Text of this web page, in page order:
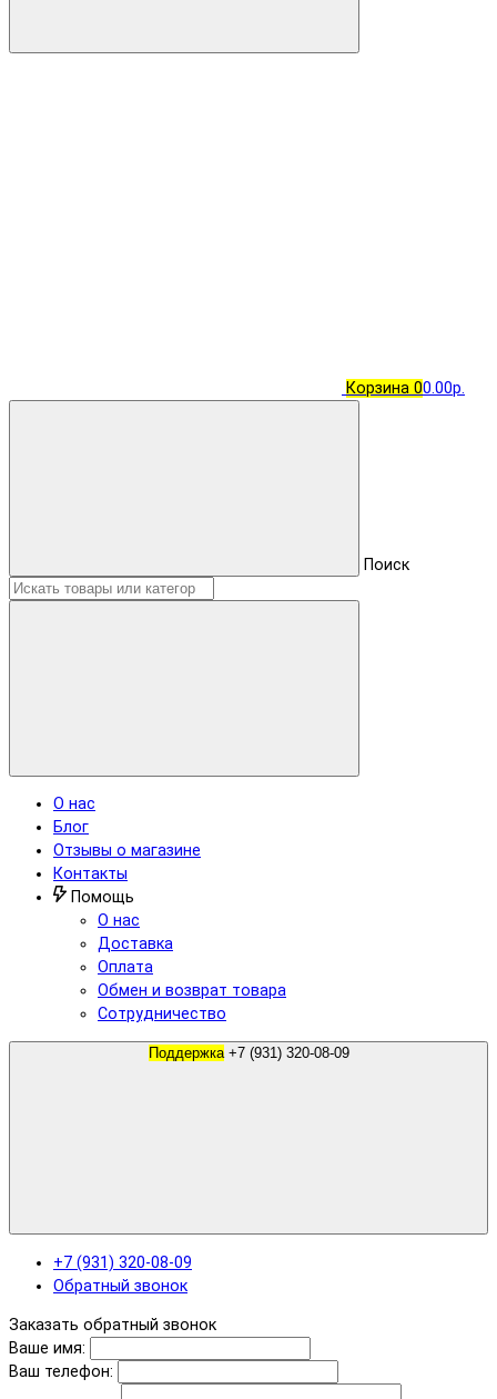
Корзина 00.00р.
Поиск
О нас
Блог
Отзывы о магазине
Контакты
Помощь
О нас
Доставка
Оплата
Обмен и возврат товара
Сотрудничество
Поддержка +7 (931) 320-08-09
+7 (931) 320-08-09
Обратный звонок
Заказать обратный звонок
Ваше имя:
Ваш телефон: